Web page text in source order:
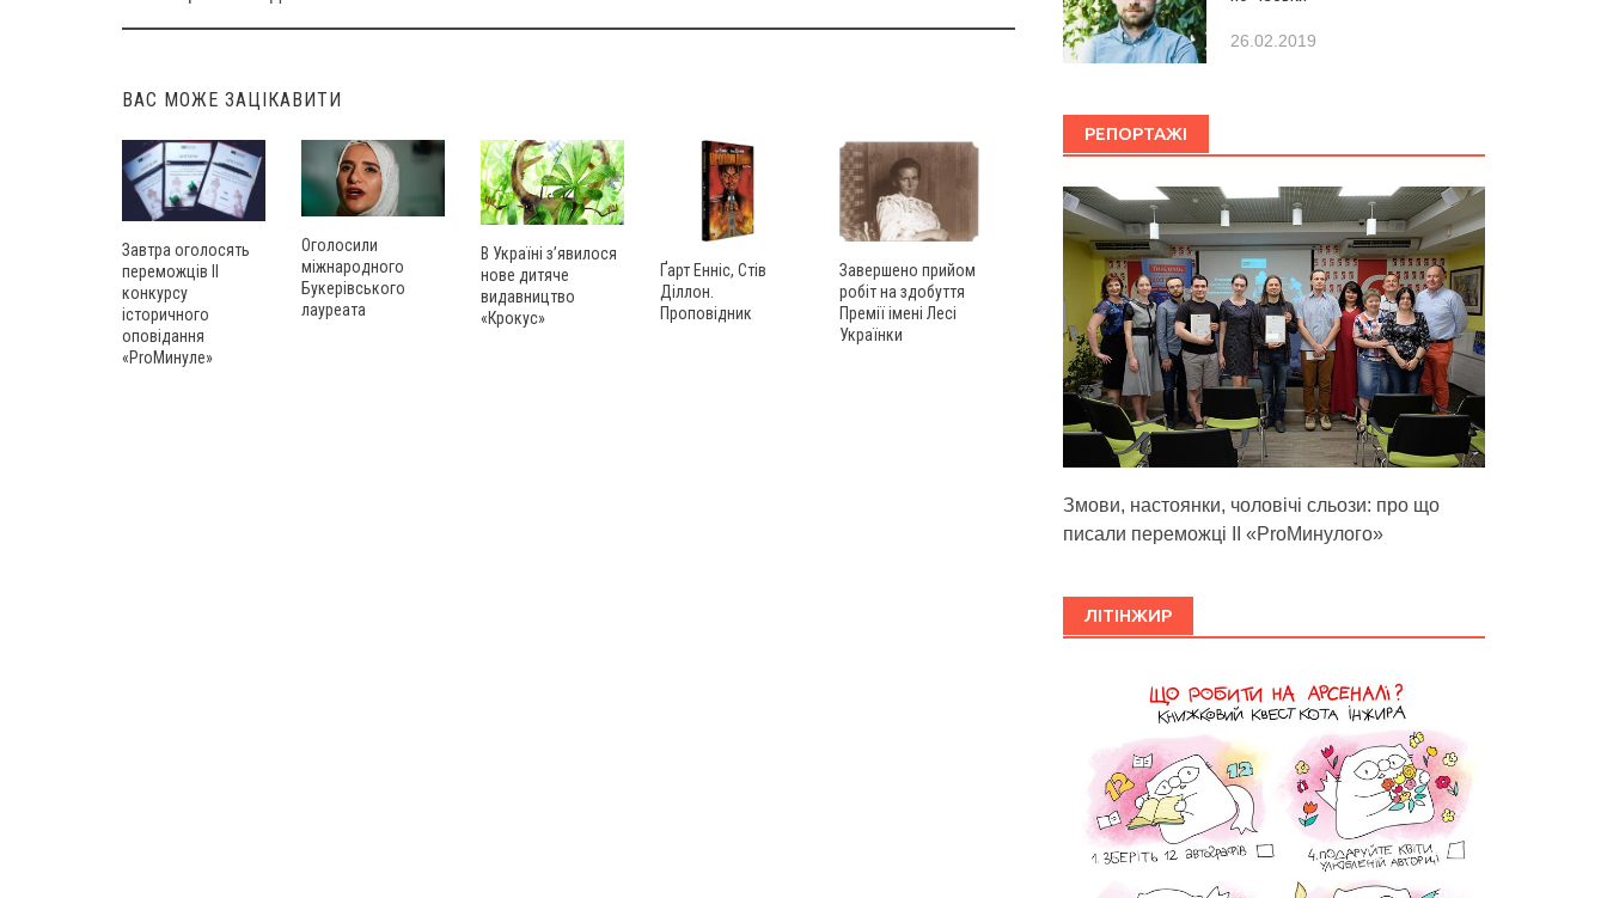
Post
ВАС МОЖЕ ЗАЦІКАВИТИ
Завтра оголосять
переможців ІІ
конкурсу
історичного
оповідання
«ProМинуле»
Оголосили
міжнародного
Букерівського
лауреата
В Україні з’явилося
нове дитяче
видавництво
«Крокус»
Ґарт Енніс, Стів
Діллон.
Проповідник
Завершено прийом
робіт на здобуття
Премії імені Лесі
Українки
26.02.2019
РЕПОРТАЖІ
Змови, настоянки, чоловічі сльози: про що
писали переможці ІІ «ProМинулого»
ЛІТІНЖИР